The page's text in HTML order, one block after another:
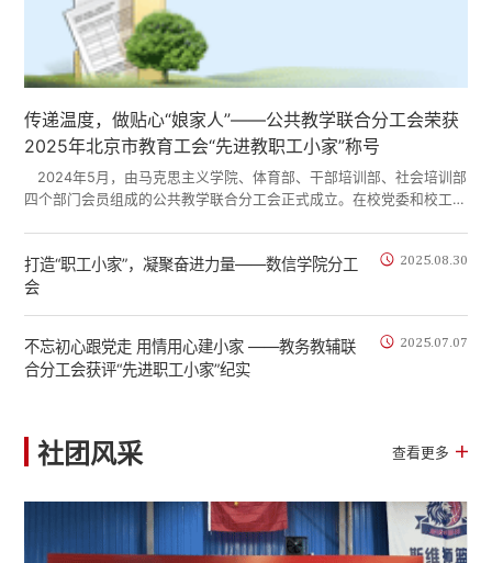
传递温度，做贴心“娘家人”——公共教学联合分工会荣获
2025年北京市教育工会“先进教职工小家”称号
2024年5月，由马克思主义学院、体育部、干部培训部、社会培训部
四个部门会员组成的公共教学联合分工会正式成立。在校党委和校工会
神，紧紧围绕“立德树人”根本任务，坚持工会组织的政治性、先进性、
群众性，充分发挥工会桥梁纽带作用，打造思想引领有高度、服务职工
打造“职工小家”，凝聚奋进力量——数信学院分工
会
2025.08.30
不忘初心跟党走 用情用心建小家 ——教务教辅联
合分工会获评“先进职工小家”纪实
2025.07.07
社团风采 查看更多